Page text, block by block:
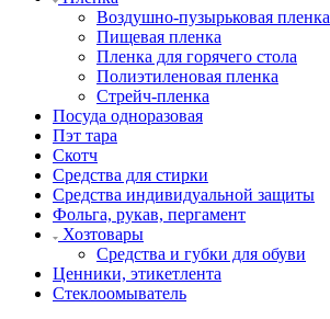
Воздушно-пузырьковая пленка
Пищевая пленка
Пленка для горячего стола
Полиэтиленовая пленка
Стрейч-пленка
Посуда одноразовая
Пэт тара
Скотч
Средства для стирки
Средства индивидуальной защиты
Фольга, рукав, пергамент
Хозтовары
Средства и губки для обуви
Ценники, этикетлента
Стеклоомыватель